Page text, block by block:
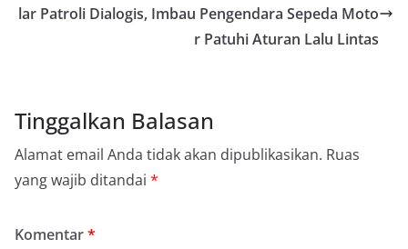
lar Patroli Dialogis, Imbau Pengendara Sepeda Moto
r Patuhi Aturan Lalu Lintas
Tinggalkan Balasan
Alamat email Anda tidak akan dipublikasikan. Ruas
yang wajib ditandai *
Komentar*